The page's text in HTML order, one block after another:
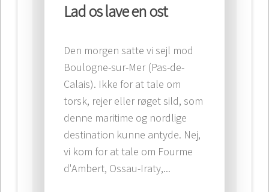
Lad os lave en ost
Den morgen satte vi sejl mod
Boulogne-sur-Mer (Pas-de-
Calais). Ikke for at tale om
torsk, rejer eller røget sild, som
denne maritime og nordlige
destination kunne antyde. Nej,
vi kom for at tale om Fourme
d'Ambert, Ossau-Iraty,...